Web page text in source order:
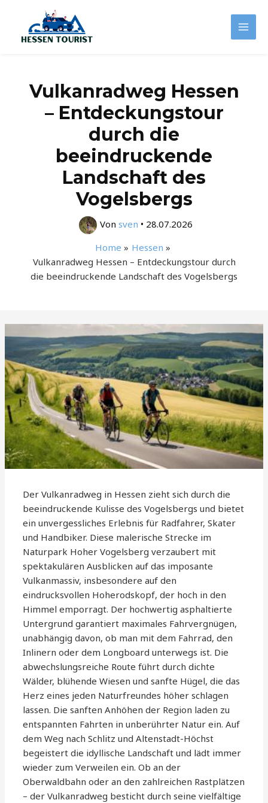
springen
Main
Vulkanradweg Hessen
– Entdeckungstour
durch die
beeindruckende
Landschaft des
Vogelsbergs
Von sven • 28.07.2026
Home
Hessen
Vulkanradweg Hessen – Entdeckungstour durch
die beeindruckende Landschaft des Vogelsbergs
Der Vulkanradweg in Hessen zieht sich durch die
beeindruckende Kulisse des Vogelsbergs und bietet
ein unvergessliches Erlebnis für Radfahrer, Skater
und Handbiker. Diese malerische Strecke im
Naturpark Hoher Vogelsberg verzaubert mit
spektakulären Ausblicken auf das imposante
Vulkanmassiv, insbesondere auf den
eindrucksvollen Hoherodskopf, der hoch in den
Himmel emporragt. Der hochwertig asphaltierte
Untergrund garantiert maximales Fahrvergnügen,
unabhängig davon, ob man mit dem Fahrrad, den
Inlinern oder dem Longboard unterwegs ist. Die
abwechslungsreiche Route führt durch dichte
Wälder, blühende Wiesen und sanfte Hügel, die das
Herz eines jeden Naturfreundes höher schlagen
lassen. Die sanften Anhöhen der Region laden zu
entspannten Fahrten in unberührter Natur ein. Auf
dem Weg nach Schlitz und Altenstadt-Höchst
begeistert die idyllische Landschaft und lädt immer
wieder zum Verweilen ein. Ob an der
Oberwaldbahn oder an den zahlreichen Rastplätzen
– der Vulkanradweg besticht durch seine vielfältige